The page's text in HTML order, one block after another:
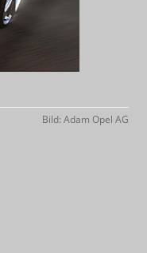
Bild: Adam Opel AG